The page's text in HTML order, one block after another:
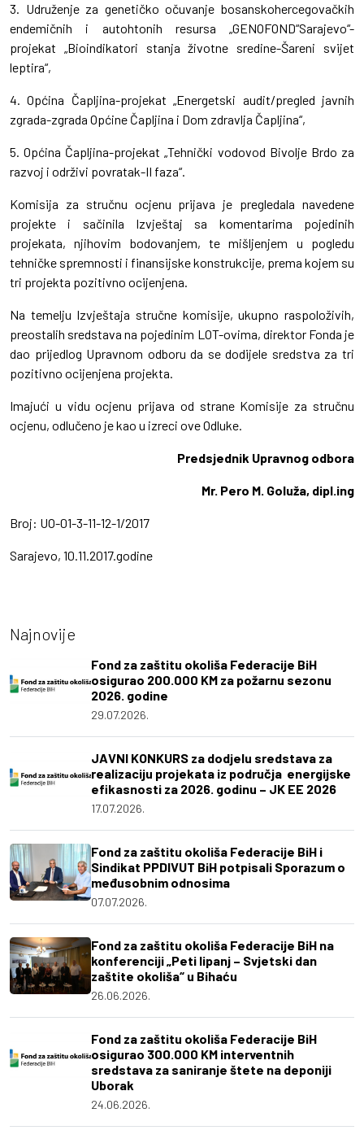
3. Udruženje za genetičko očuvanje bosanskohercegovačkih
endemičnih i autohtonih resursa „GENOFOND“Sarajevo“-
projekat „Bioindikatori stanja životne sredine-Šareni svijet
leptira“,
4. Općina Čapljina-projekat „Energetski audit/pregled javnih
zgrada-zgrada Općine Čapljina i Dom zdravlja Čapljina“,
5. Općina Čapljina-projekat „Tehnički vodovod Bivolje Brdo za
razvoj i održivi povratak-II faza“.
Komisija za stručnu ocjenu prijava je pregledala navedene
projekte i sačinila Izvještaj sa komentarima pojedinih
projekata, njihovim bodovanjem, te mišljenjem u pogledu
tehničke spremnosti i finansijske konstrukcije, prema kojem su
tri projekta pozitivno ocijenjena.
Na temelju Izvještaja stručne komisije, ukupno raspoloživih,
preostalih sredstava na pojedinim LOT-ovima, direktor Fonda je
dao prijedlog Upravnom odboru da se dodijele sredstva za tri
pozitivno ocijenjena projekta.
Imajući u vidu ocjenu prijava od strane Komisije za stručnu
ocjenu, odlučeno je kao u izreci ove Odluke.
Predsjednik Upravnog odbora
Mr. Pero M. Goluža, dipl.ing
Broj: UO-01-3-11-12-1/2017
Sarajevo, 10.11.2017.godine
Najnovije
Fond za zaštitu okoliša Federacije BiH
osigurao 200.000 KM za požarnu sezonu
2026. godine
29.07.2026.
JAVNI KONKURS za dodjelu sredstava za
realizaciju projekata iz područja energijske
efikasnosti za 2026. godinu – JK EE 2026
17.07.2026.
Fond za zaštitu okoliša Federacije BiH i
Sindikat PPDIVUT BiH potpisali Sporazum o
međusobnim odnosima
07.07.2026.
Fond za zaštitu okoliša Federacije BiH na
konferenciji „Peti lipanj – Svjetski dan
zaštite okoliša“ u Bihaću
26.06.2026.
Fond za zaštitu okoliša Federacije BiH
osigurao 300.000 KM interventnih
sredstava za saniranje štete na deponiji
Uborak
24.06.2026.